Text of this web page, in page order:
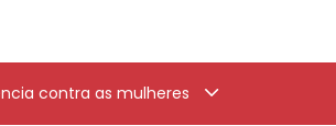
contra as mulheres